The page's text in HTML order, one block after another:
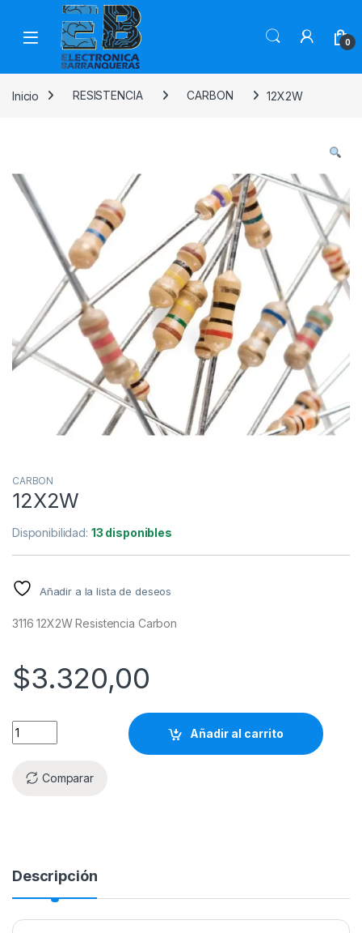
0
Inicio RESISTENCIA CARBON 12X2W
CARBON
12X2W
Disponibilidad: 13 disponibles
Añadir a la lista de deseos
3116 12X2W Resistencia Carbon
$3.320,00
Añadir al carrito
Comparar
Descripción